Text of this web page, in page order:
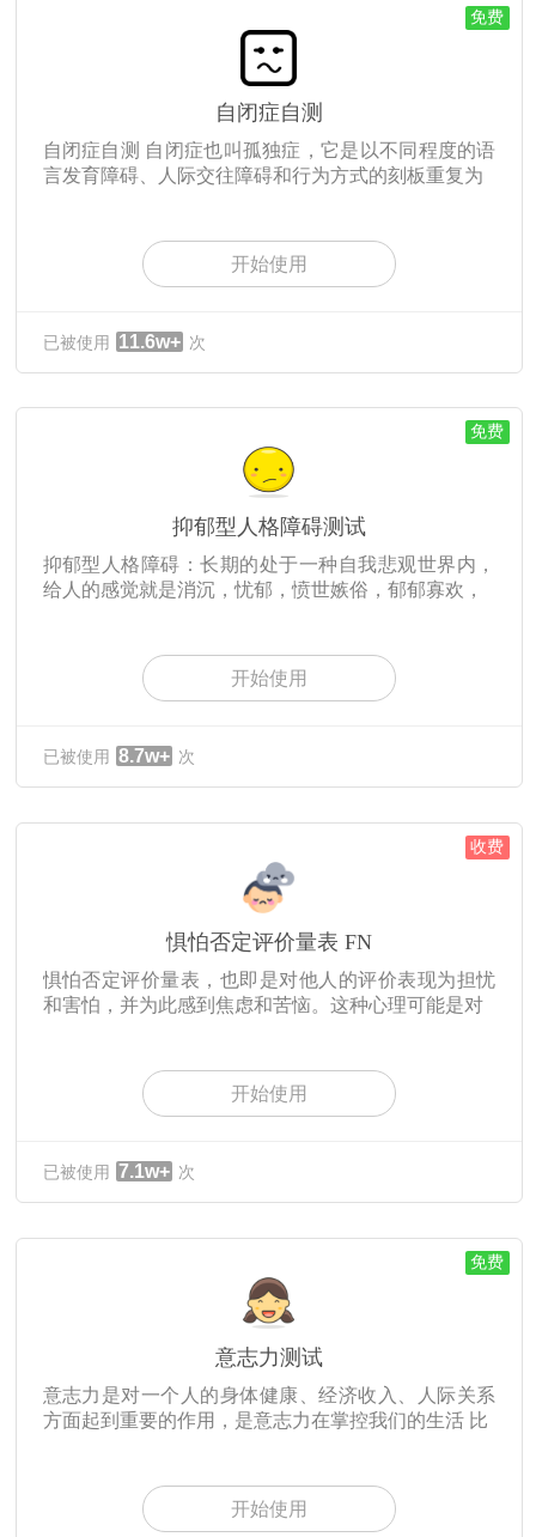
免费
自闭症自测
自闭症自测 自闭症也叫孤独症，它是以不同程度的语
言发育障碍、人际交往障碍和行为方式的刻板重复为
开始使用
已被使用 11.6w+ 次
免费
抑郁型人格障碍测试
抑郁型人格障碍：长期的处于一种自我悲观世界内，
给人的感觉就是消沉，忧郁，愤世嫉俗，郁郁寡欢，
开始使用
已被使用 8.7w+ 次
收费
惧怕否定评价量表 FN
惧怕否定评价量表，也即是对他人的评价表现为担忧
和害怕，并为此感到焦虑和苦恼。这种心理可能是对
开始使用
已被使用 7.1w+ 次
免费
意志力测试
意志力是对一个人的身体健康、经济收入、人际关系
方面起到重要的作用，是意志力在掌控我们的生活 比
开始使用